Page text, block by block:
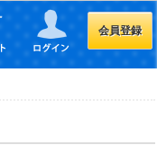
会員登録